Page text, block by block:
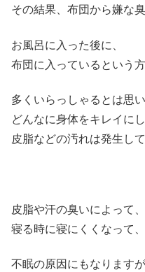
その結果、布団から嫌な
お風呂に入った後に、
布団に入っているという方
多くいらっしゃるとは思い
どんなに身体をキレイにし
皮脂などの汚れは発生し
皮脂や汗の臭いによって、
寝る時に寝にくくなって、
不眠の原因にもなりますが